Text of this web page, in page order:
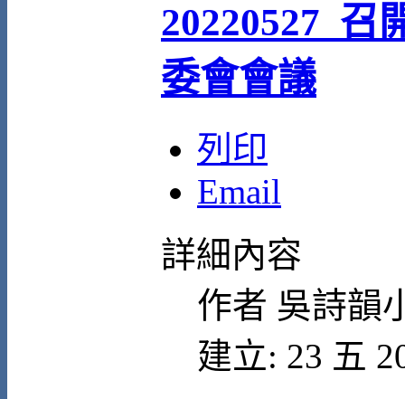
20220527_召
委會會議
列印
Email
詳細內容
作者 吳詩韻
建立: 23 五